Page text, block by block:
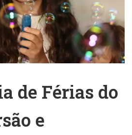
de Férias do
e